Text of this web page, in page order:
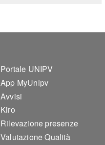
Footer 2
Portale UNIPV
App MyUnipv
Avvisi
Kiro
Rilevazione presenze
Valutazione Qualità